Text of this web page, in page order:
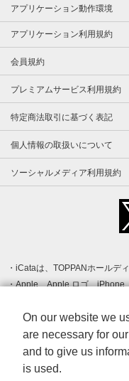
アプリケーション動作環境
アプリケーション利用規約
会員規約
プレミアムサービス利用規約
特定商法取引に基づく表記
個人情報の取扱いについて
ソーシャルメディア利用規約
iCataは、TOPPANホールデ
Apple、Apple ロゴ、iPhone
登録された Apple Inc. の商
クです。
Android、Google Play およ
す。
Windows は Microsoft Inc.
標です。
On our website we
are necessary for
and to give us
is used.